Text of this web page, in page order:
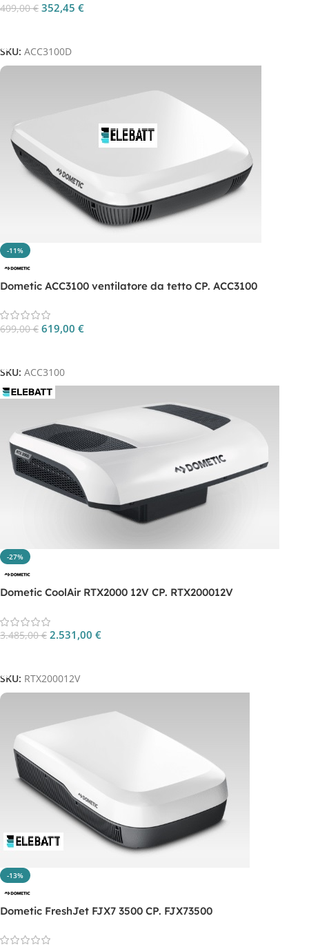
409,00€ 352,45 €
SKU: ACC3100D
-11%
Dometic ACC3100 ventilatore da tetto CP. ACC3100
699,00€ 619,00 €
SKU: ACC3100
-27%
Dometic CoolAir RTX2000 12V CP. RTX200012V
3.485,00€ 2.531,00 €
SKU: RTX200012V
-13%
Dometic FreshJet FJX7 3500 CP. FJX73500